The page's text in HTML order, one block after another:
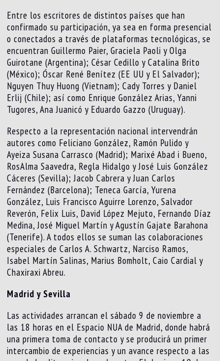
Entre los escritores de distintos países que han
confirmado su participación, ya sea en forma presencial
o conectados a través de plataformas tecnológicas, se
encuentran Guillermo Paier, Graciela Paoli y Olga
Guirotane (Argentina); César Cedillo y Catalina Brito
(México); Óscar René Benítez (EE UU y El Salvador);
Nguyen Thuy Huong (Vietnam); Cady Torres y Daniel
Erlij (Chile); así como Enrique González Arias, Yanni
Tugores, Ana Juanicó y Eduardo Gazzo (Uruguay).
Respecto a la representación nacional intervendrán
autores como Feliciano González, Ramón Pulido y
Ayeiza Susana Carrasco (Madrid); Marixé Abad i Bueno,
RosAlma Saavedra, Regla Hidalgo y José Luis González
Cáceres (Sevilla); Jacob Cabrera y Juan Carlos
Fernández (Barcelona); Teneca García, Yurena
González, Luis Francisco Aguirre Lorenzo, Salvador
Reverón, Felix Luis, David López Mejuto, Fernando Díaz
Medina, José Miguel Martín y Agustín Gajate Barahona
(Tenerife). A todos ellos se suman las colaboraciones
especiales de Carlos A. Schwartz, Narciso Ramos,
Isabel Martín Salinas, Marius Bomholt, Caio Cardial y
Chaxiraxi Abreu.
Madrid y Sevilla
Las actividades arrancan el sábado 9 de noviembre a
las 18 horas en el Espacio NUA de Madrid, donde habrá
una primera toma de contacto y se producirá un primer
intercambio de experiencias y un avance respecto a las